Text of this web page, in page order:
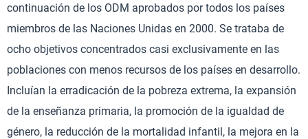
continuación de los ODM aprobados por todos los países
miembros de las Naciones Unidas en 2000. Se trataba de
ocho objetivos concentrados casi exclusivamente en las
poblaciones con menos recursos de los países en desarrollo.
Incluían la erradicación de la pobreza extrema, la expansión
de la enseñanza primaria, la promoción de la igualdad de
género, la reducción de la mortalidad infantil, la mejora en la